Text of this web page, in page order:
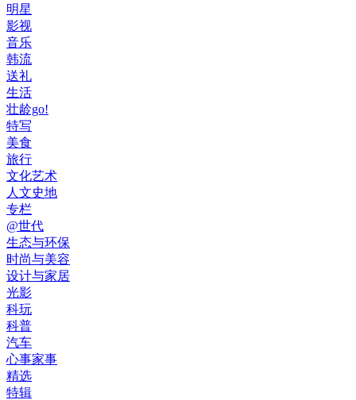
明星
影视
音乐
韩流
送礼
生活
壮龄go!
特写
美食
旅行
文化艺术
人文史地
专栏
@世代
生态与环保
时尚与美容
设计与家居
光影
科玩
科普
汽车
心事家事
精选
特辑